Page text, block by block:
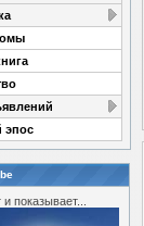
эпос
и показывает...